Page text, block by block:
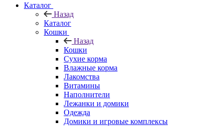
Каталог
Назад
Каталог
Кошки
Назад
Кошки
Сухие корма
Влажные корма
Лакомства
Витамины
Наполнители
Лежанки и домики
Одежда
Домики и игровые комплексы